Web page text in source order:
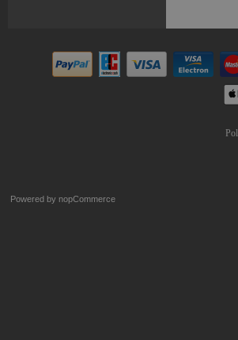
Powered by nopCommerce